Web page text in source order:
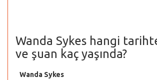
Wanda Sykes hangi
ve şuan kaç yaşında?
Wanda Sykes